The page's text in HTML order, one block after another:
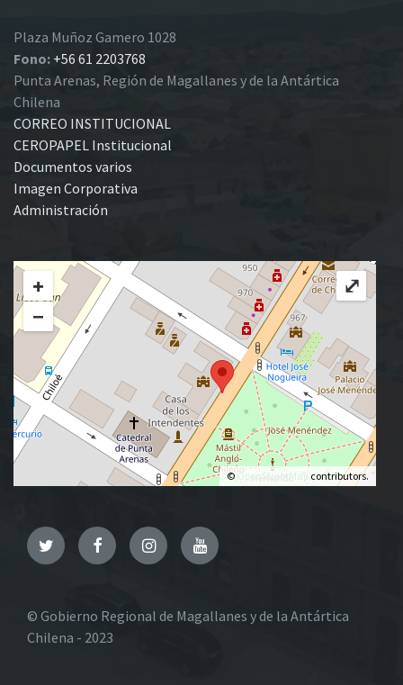
Plaza Muñoz Gamero 1028
Fono: +56 61 2203768
Punta Arenas, Región de Magallanes y de la Antártica
Chilena
CORREO INSTITUCIONAL
CEROPAPEL Institucional
Documentos varios
Imagen Corporativa
Administración
+
−
© OpenStreetMap contributors.
⤢
TwitterFacebookInstagramYouTube
© Gobierno Regional de Magallanes y de la Antártica
Chilena - 2023